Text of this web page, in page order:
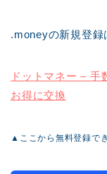
.moneyの新規登録
ドットマネー – 手
お得に交換
▲ここから無料登録で